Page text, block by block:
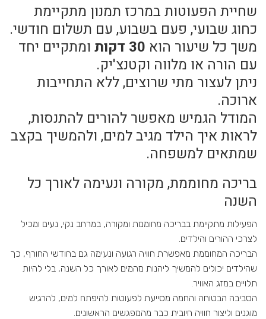
שחיית הפעוטות במרכז תמנון מתקיימת
כחוג שבועי, פעם בשבוע, עם תשלום חודשי.
משך כל שיעור הוא 30 דקות
ומתקיים יחד
עם הורה או מלווה וקטנצ'יק.
ניתן לעצור מתי שרוצים, ללא התחייבות
ארוכה.
המודל הגמיש מאפשר להורים להתנסות,
לראות איך הילד מגיב למים, ולהמשיך בקצב
שמתאים למשפחה.
בריכה מחוממת, מקורה ונעימה לאורך כל
השנה
הפעילות מתקיימת בבריכה מחוממת ומקורה, במרחב נקי, נעים ומכיל
לצרכי ההורים והילדים.
הבריכה המחוממת מאפשרת חוויה רגועה ונעימה גם בחודשי החורף, כך
שהילדים יכולים להמשיך ליהנות מהמים לאורך כל השנה, בלי להיות
תלויים במזג האוויר.
הסביבה הבטוחה והחמה מסייעת לפעוטות להיפתח למים, להרגיש
מוגנים וליצור חוויה חיובית כבר מהמפגשים הראשונים.